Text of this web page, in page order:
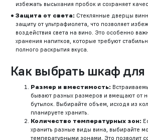
избежать высыхания пробок и сохраняет
Защита от света: Стеклянные дверцы
защиту от ультрафиолета, что позволяет
воздействия света на вино. Это особенно
хранения напитков, которые требуют
полного раскрытия вкуса.
Как выбрать шкаф для
Размер и вместимость:
бывают разных размеров и вмещают от
бутылок. Выбирайте объем, исходя из
планируете хранить.
Количество температурных зон:
хранить разные виды вина, выбирайте
температурными зонами. Это позволит